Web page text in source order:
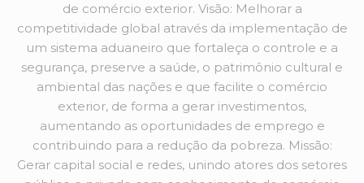
de comércio exterior. Visão: Melhorar a
competitividade global através da implementação de
um sistema aduaneiro que fortaleça o controle e a
segurança, preserve a saúde, o patrimônio cultural e
ambiental das nações e que facilite o comércio
exterior, de forma a gerar investimentos,
aumentando as oportunidades de emprego e
contribuindo para a redução da pobreza. Missão:
Gerar capital social e redes, unindo atores dos setores